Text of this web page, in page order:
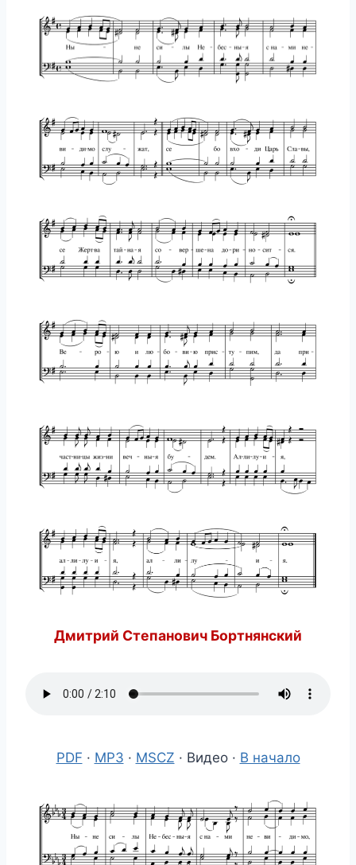
Дмитрий Степанович Бортнянский
PDF · MP3 · MSCZ · Видео · В начало